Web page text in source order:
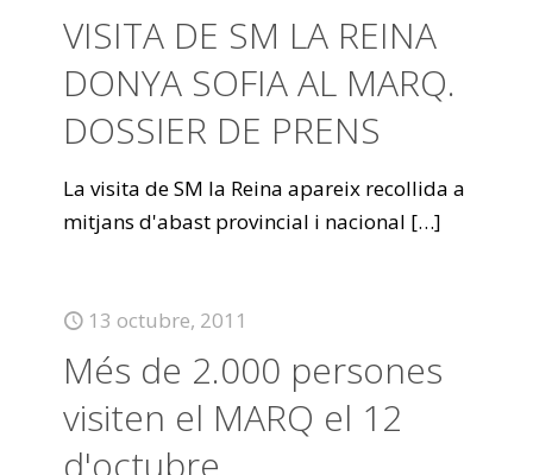
VISITA DE SM LA REINA
DONYA SOFIA AL MARQ.
DOSSIER DE PRENS
La visita de SM la Reina apareix recollida a
mitjans d'abast provincial i nacional […]
13 octubre, 2011
Més de 2.000 persones
visiten el MARQ el 12
d'octubre